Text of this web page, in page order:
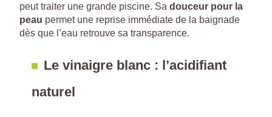
peut traiter une grande piscine. Sa douceur pour la
peau permet une reprise immédiate de la baignade
dès que l’eau retrouve sa transparence.
Le vinaigre blanc : l’acidifiant
naturel